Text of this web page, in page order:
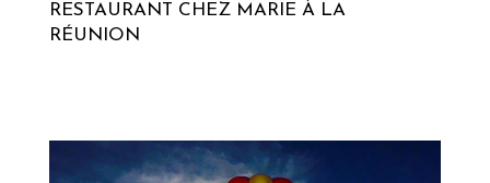
RESTAURANT CHEZ MARIE À LA
RÉUNION